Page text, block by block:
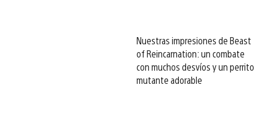
Nuestras impresiones de Beast
of Reincarnation: un combate
con muchos desvíos y un perrito
mutante adorable